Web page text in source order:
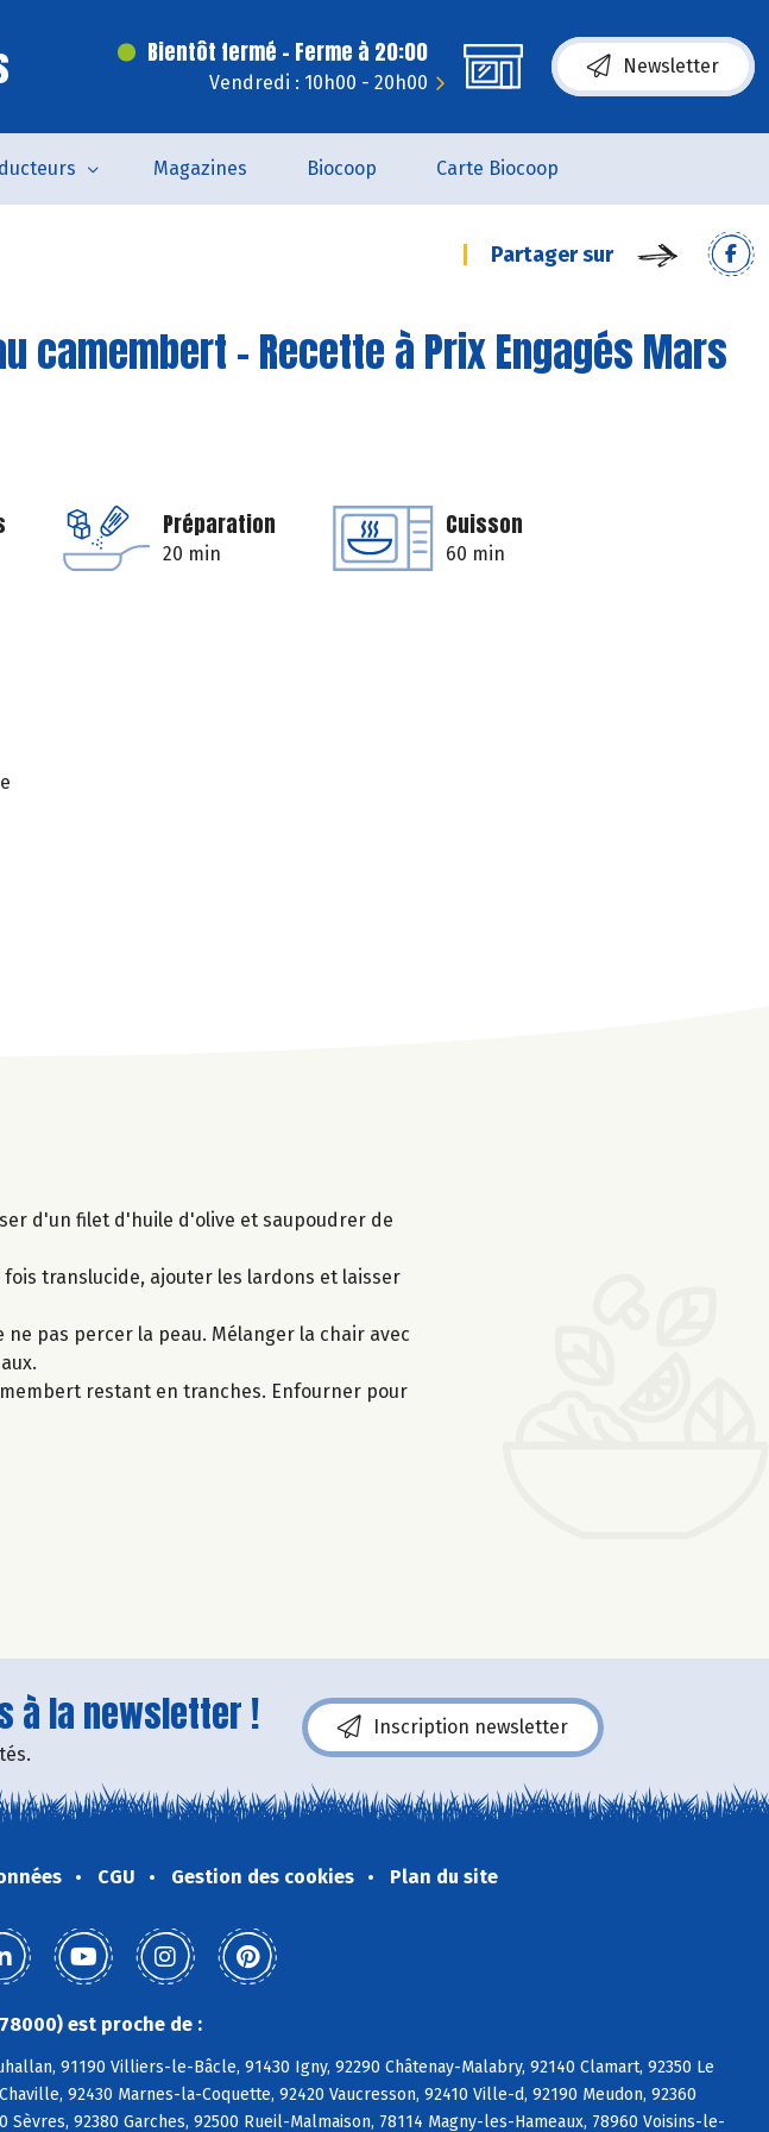
Bientôt fermé - Ferme à 20:00
Vendredi : 10h00 - 20h00
Newsletter
Magazines Biocoop Carte Biocoop
Partager sur
camembert - Recette à Prix Engagés Mars
Préparation
20 min
Cuisson
60 min
d'un filet d'huile d'olive et saupoudrer de
translucide, ajouter les lardons et laisser
pas percer la peau. Mélanger la chair avec
restant en tranches. Enfourner pour
à la newsletter ! Inscription newsletter
CGU Gestion des cookies Plan du site
est proche de :
91190 Villiers-le-Bâcle, 91430 Igny, 92290 Châtenay-Malabry, 92140 Clamart, 92350 Le
92430 Marnes-la-Coquette, 92420 Vaucresson, 92410 Ville-d, 92190 Meudon, 92360
Sèvres, 92380 Garches, 92500 Rueil-Malmaison, 78114 Magny-les-Hameaux, 78960 Voisins-le-